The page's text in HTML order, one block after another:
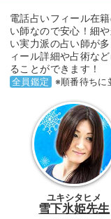
電話占いフィール在
い師なので安心！細
い実力派の占い師が
ィール詳細や占術な
ることができます！
全員鑑定 ※順番待ちに
ユキシタヒメ
雪下氷姫先生